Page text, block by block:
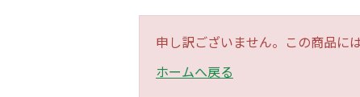
申し訳ございません。この商品に
ホームへ戻る